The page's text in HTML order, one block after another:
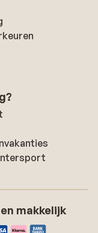
makkelijk